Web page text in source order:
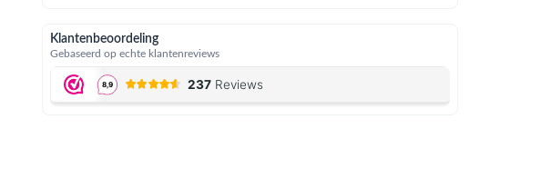
Klantenbeoordeling
Gebaseerd op echte klantenreviews